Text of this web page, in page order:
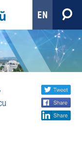
EN
Share
social